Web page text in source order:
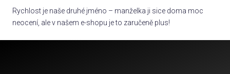
Rychlost je naše druhé jméno – manželka ji sice doma moc
neocení, ale v našem e-shopu je to zaručeně plus!